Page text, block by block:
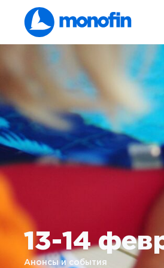
13-14
Анонсы и события